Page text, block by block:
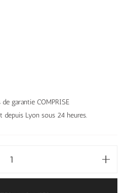
garantie COMPRISE
depuis Lyon sous 24 heures.